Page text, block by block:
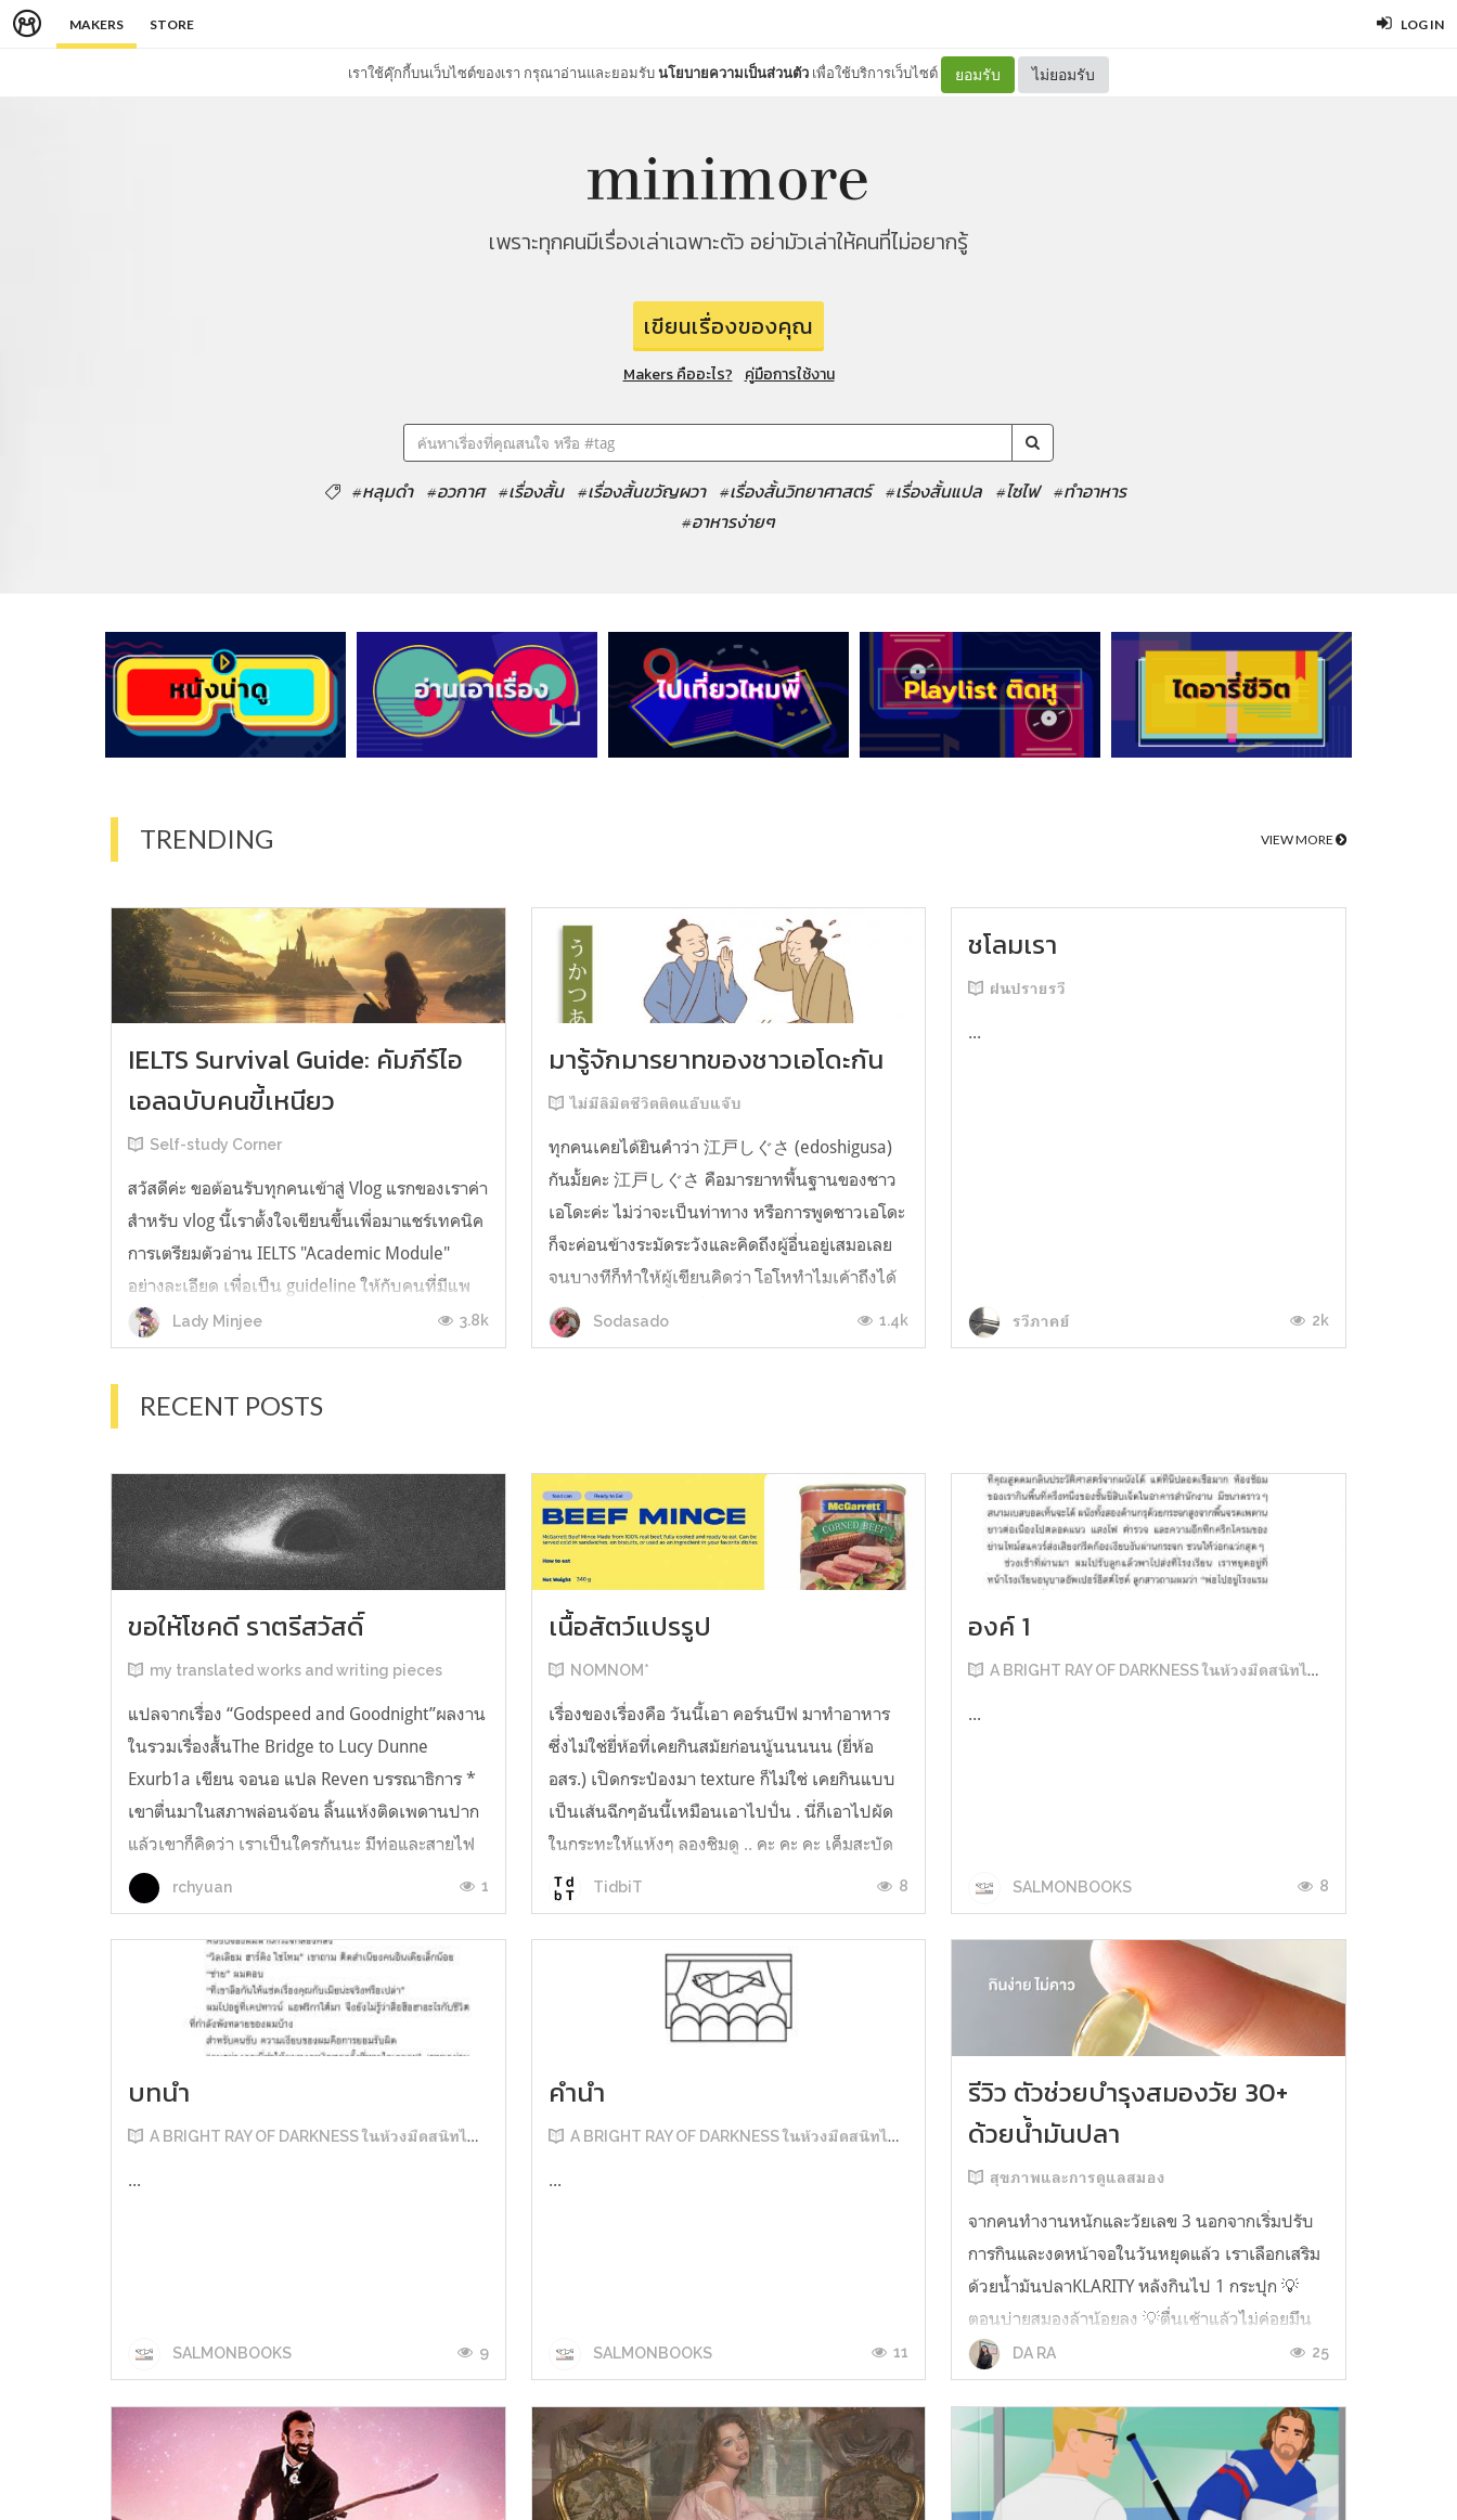
MAKERS STORE LOG IN
เราใช้คุ๊กกี้บนเว็บไซต์ของเรา กรุณาอ่านและยอมรับนโยบายความเป็นส่วนตัว เพื่อใช้บริการเว็บไซต์ ยอมรับ ไม่ยอมรับ
เพราะทุกคนมีเรื่องเล่าเฉพาะตัว อย่ามัวเล่าให้คนที่ไม่อยากรู้
เขียนเรื่องของคุณ
Makers คืออะไร? คู่มือการใช้งาน
#หลุมดำ #อวกาศ #เรื่องสั้น #เรื่องสั้นขวัญผวา #เรื่องสั้นวิทยาศาสตร์ #เรื่องสั้นแปล #ไซไฟ
#ทำอาหาร
#อาหารง่ายๆ
TRENDING VIEW MORE
IELTS Survival Guide: คัมภีร์ไอ
เอลฉบับคนขี้เหนียว
Self-study Corner
สวัสดีค่ะ ขอต้อนรับทุกคนเข้าสู่ Vlog แรกของเราค่า
สำหรับ vlog นี้เราตั้งใจเขียนขึ้นเพื่อมาแชร์เทคนิค
การเตรียมตัวอ่าน IELTS "Academic Module"
อย่างละเอียด เพื่อเป็น guideline ให้กับคนที่มีแพ
ลนจะสอบแต่ไม่รู้ต้องเริ่มตรงไหน หรืออยากจะได้
ข้อมูลเพิ่มเติมมาเสริมความมั่นใจจากที่ตัวเองเรียน
Lady Minjee 3.8k
มารู้จักมารยาทของชาวเอโดะกัน
ไม่มีลิมิตชีวิตติดแอ๊บแจ๊บ
ทุกคนเคยได้ยินคำว่า 江戸しぐさ (edoshigusa)
กันมั้ยคะ 江戸しぐさ คือมารยาทพื้นฐานของชาว
เอโดะค่ะ ไม่ว่าจะเป็นท่าทาง หรือการพูดชาวเอโดะ
ก็จะค่อนข้างระมัดระวังและคิดถึงผู้อื่นอยู่เสมอเลย
จนบางทีก็ทำให้ผู้เขียนคิดว่า โอโหทำไมเค้าถึงได้
คิดถึงคนอื่นได้ขนาดนี้นะอยากรู้มั้ยคะว่าชาวเอโดะ
มารยาทดีขนาดไหน มาลองอ่านกันได้เ...
Sodasado 1.4k
ชโลมเรา
ฝนปรายรวี
...
รวีภาคย์ 2k
RECENT POSTS
ขอให้โชคดี ราตรีสวัสดิ์
my translated works and writing pieces
แปลจากเรื่อง “Godspeed and Goodnight”ผลงาน
ในรวมเรื่องสั้นThe Bridge to Lucy Dunne
Exurb1a เขียน จอนอ แปล Reven บรรณาธิการ *
เขาตื่นมาในสภาพล่อนจ้อน ลิ้นแห้งติดเพดานปาก
แล้วเขาก็คิดว่า เราเป็นใครกันนะ มีท่อและสายไฟ
อยู่ในตัว เกิดความรู้สึกอยากฉี่ และแม้ตัวเขาจะ
เหยียดตรง ก็มีแต่ความมืดมิดอยู่เบื้องหน้...
rchyuan 1
เนื้อสัตว์แปรรูป
NOMNOM*
เรื่องของเรื่องคือ วันนี้เอา คอร์นบีฟ มาทำอาหาร
ซึ่งไม่ใช่ยี่ห้อที่เคยกินสมัยก่อนนู้นนนนน (ยี่ห้อ
อสร.) เปิดกระป๋องมา texture ก็ไม่ใช่ เคยกินแบบ
เป็นเส้นฉีกๆอันนี้เหมือนเอาไปปั่น . นี่ก็เอาไปผัด
ในกระทะให้แห้งๆ ลองชิมดู .. คะ คะ คะ เค็มสะบัด
O o" ... แบบใช้โควต้ากินโซเดียมทั้งสัปดาห์
ต้องหาผักนึ่ง ...
TidbiT 8
องค์ 1
A BRIGHT RAY OF DARKNESS ในห้วงมืดสนิทไม่มิดแสง
...
SALMONBOOKS 8
บทนำ
A BRIGHT RAY OF DARKNESS ในห้วงมืดสนิทไม่มิดแสง
...
SALMONBOOKS 9
คำนำ
A BRIGHT RAY OF DARKNESS ในห้วงมืดสนิทไม่มิดแสง
...
SALMONBOOKS 11
รีวิว ตัวช่วยบำรุงสมองวัย 30+
ด้วยน้ำมันปลา
สุขภาพและการดูแลสมอง
จากคนทำงานหนักและวัยเลข 3 นอกจากเริ่มปรับ
การกินและงดหน้าจอในวันหยุดแล้ว เราเลือกเสริม
ด้วยน้ำมันปลาKLARITY หลังกินไป 1 กระปุก 💡
ตอนบ่ายสมองล้าน้อยลง 💡ตื่นเช้าแล้วไม่ค่อยมึน
หัว 💡ไอเดียไม่ตัน ยิ่งทำงานสาย Content แนะนำ
ว่าควรมี ชอบตรงที่ไม่มีกลิ่นคาวเลย กินง่ายสุด
ตั้งแต่เคยกินน้ำมันปลามาเลย ใครที่เคยกิ...
DA RA 25